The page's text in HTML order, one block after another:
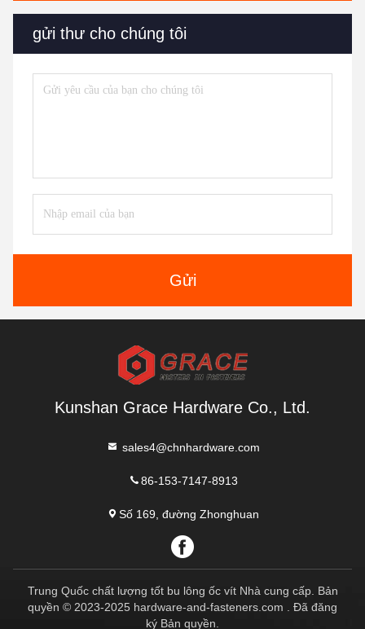
gửi thư cho chúng tôi
Gửi
Kunshan Grace Hardware Co., Ltd.
sales4@chnhardware.com
86-153-7147-8913
Số 169, đường Zhonghuan
Trung Quốc chất lượng tốt bu lông ốc vít Nhà cung cấp. Bản
quyền © 2023-2025 hardware-and-fasteners.com . Đã đăng
ký Bản quyền.